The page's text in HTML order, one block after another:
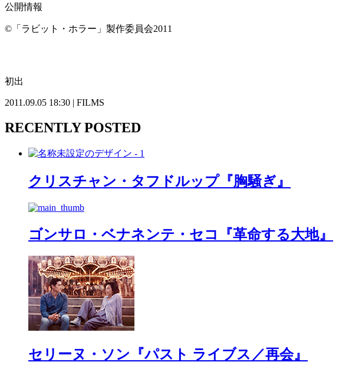
公開情報
©「ラビット・ホラー」製作委員会2011
初出
2011.09.05 18:30 | FILMS
RECENTLY POSTED
クリスチャン・タフドルップ『胸騒ぎ』
ゴンサロ・ベナネンテ・セコ『革命する大地』
セリーヌ・ソン『パスト ライブス／再会』